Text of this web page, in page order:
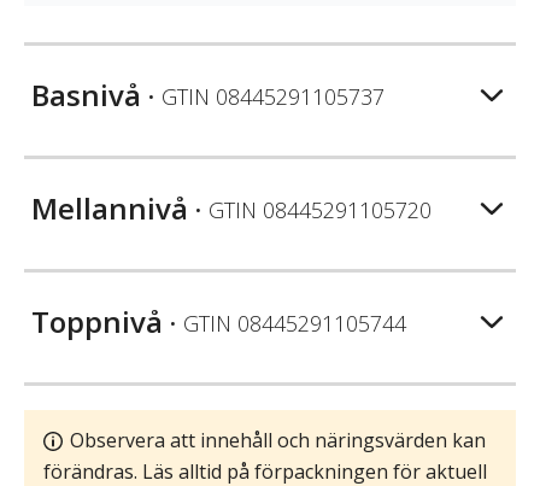
Basnivå • GTIN 08445291105737
Mellannivå • GTIN 08445291105720
Toppnivå • GTIN 08445291105744
Observera att innehåll och näringsvärden kan
förändras. Läs alltid på förpackningen för aktuell